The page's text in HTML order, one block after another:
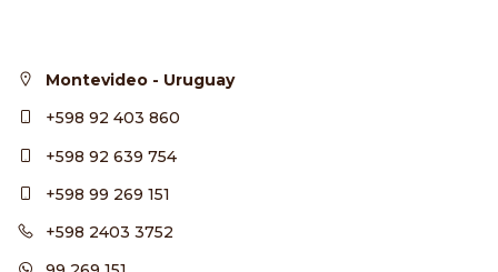
Montevideo - Uruguay
+598 92 403 860
+598 92 639 754
+598 99 269 151
+598 2403 3752